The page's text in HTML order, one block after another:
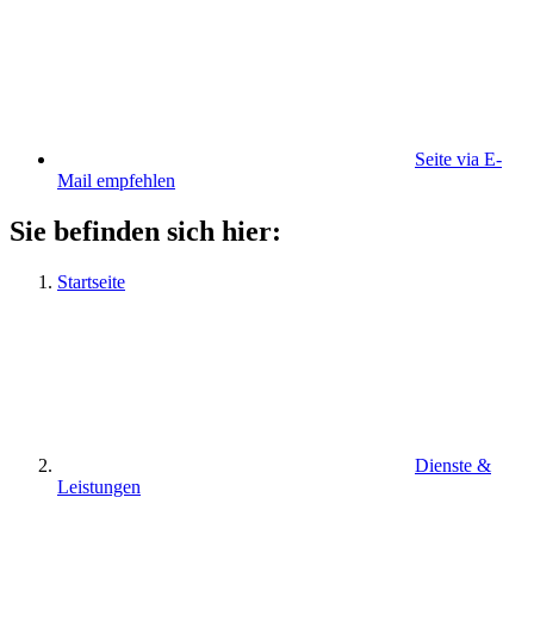
Seite via E-
Mail empfehlen
Sie befinden sich hier:
Startseite
Dienste &
Leistungen